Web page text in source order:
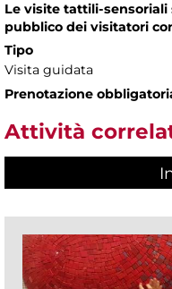
Le visite tattili-
pubblico dei visitatori
Tipo
Visita guidata
Prenotazione
Attività